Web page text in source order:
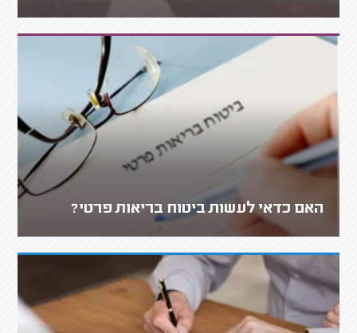
האם כדאי לעשות ביטוח בריאות פרטי?